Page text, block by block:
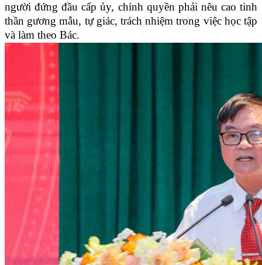
người đứng đầu cấp ủy, chính quyền phải nêu cao tinh
thần gương mẫu, tự giác, trách nhiệm trong việc học tập
và làm theo Bác.